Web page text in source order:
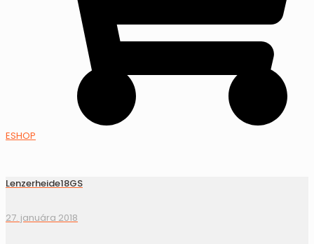
ESHOP
Lenzerheide18GS
27. januára 2018